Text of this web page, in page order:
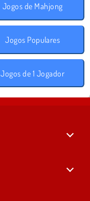
Jogos de Mahjong
Jogos Populares
Jogos de 1 Jogador